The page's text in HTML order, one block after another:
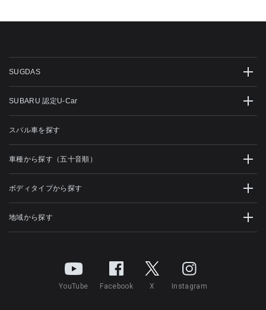
SUGDAS
SUBARU 認定U-Car
スバル車を探す
車種から探す（五十音順）
ボディタイプから探す
地域から探す
YouTube Facebook X Instagram